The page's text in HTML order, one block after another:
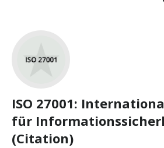
ISO 27001:
für
(Citation)